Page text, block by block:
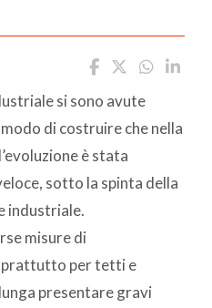
si sono avute
di costruire che nella
è stata
sotto la spinta della
industriale.
misure di
per tetti e
presentare gravi